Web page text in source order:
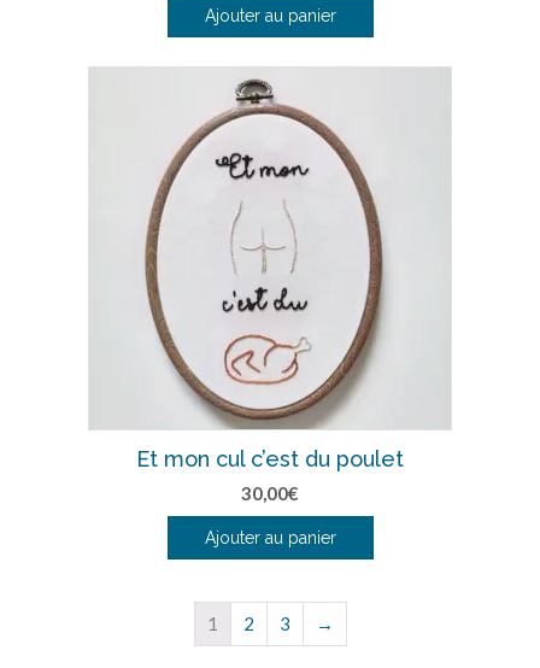
Ajouter au panier
Et mon cul c’est du poulet
30,00€
Ajouter au panier
1 2 3 →